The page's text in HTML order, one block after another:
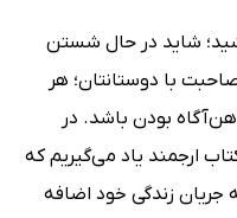
شاید در حال شستن
با دوستانتان؛ هر
بودن باشد. در
ارجمند یاد می‌گیریم که
جریان زندگی خود اضافه